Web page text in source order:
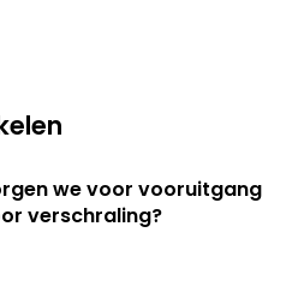
we voor vooruitgang
verschraling?